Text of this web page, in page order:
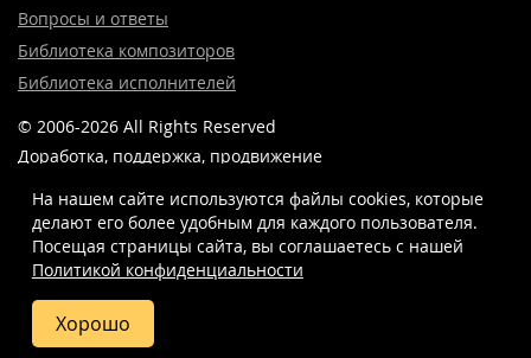
Вопросы и ответы
Библиотека композиторов
Библиотека исполнителей
© 2006-2026 All Rights Reserved
Доработка, поддержка, продвижение
8 (499) 923-22-78
info@belcantofund.com
На нашем сайте используются файлы cookies, которые
делают его более удобным для каждого пользователя.
Посещая страницы сайта, вы соглашаетесь c нашей
Политикой конфиденциальности
Хорошо